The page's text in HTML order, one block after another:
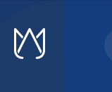
content